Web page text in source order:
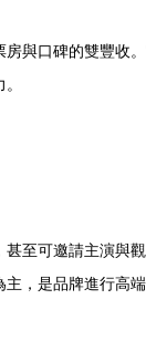
與口碑的雙豐收
至可邀請主演與觀
，是品牌進行高